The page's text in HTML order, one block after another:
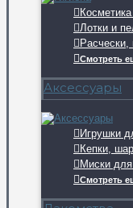
Лотки и
Смотреть
Аксессуары
Игрушки
Кепки,
Миски
Смотреть